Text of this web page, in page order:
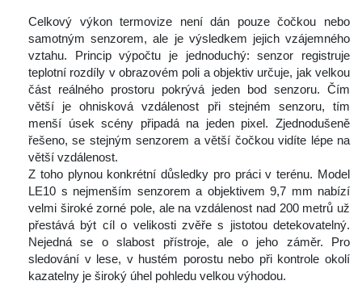
Celkový výkon termovize není dán pouze čočkou nebo
amotným senzorem, ale je výsledkem jejich vzájemného
vztahu. Princip výpočtu je jednoduchý: senzor registruje
teplotní rozdíly v obrazovém poli a objektiv určuje, jak velkou
část reálného prostoru pokrývá jeden bod senzoru. Čím
větší je ohnisková vzdálenost při stejném senzoru, tím
menší úsek scény připadá na jeden pixel. Zjednodušeně
řešeno, se stejným senzorem a větší čočkou vidíte lépe na
větší vzdálenost.
Z toho plynou konkrétní důsledky pro práci v terénu. Model
LE10 s nejmenším senzorem a objektivem 9,7 mm nabízí
velmi široké zorné pole, ale na vzdálenost nad 200 metrů už
přestává být cíl o velikosti zvěře s jistotou detekovatelný.
Nejedná se o slabost přístroje, ale o jeho záměr. Pro
ledování v lese, v hustém porostu nebo při kontrole okolí
kazatelny je široký úhel pohledu velkou výhodou.